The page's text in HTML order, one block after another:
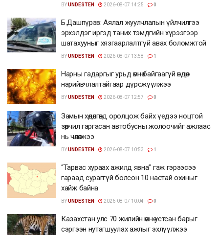
BYUNDESTEN 2026-08-07 14:25 0
Б.Дашпүрэв: Аялал жуулчлалын үйлчилгээ
эрхэлдэг иргэд таних тэмдгийн хүрээгээр
шатахууныг хязгаарлалтгүй авах боломжтой
BYUNDESTEN 2026-08-07 13:58 1
Нарны гадаргыг урьд өмнө байгаагүй өндөр
нарийвчлалтайгаар дүрсжүүлжээ
BYUNDESTEN 2026-08-07 12:57 0
Замын хөдөлгөөнд оролцож байх үедээ ноцтой
зөрчил гаргасан автобусны жолоочийг ажлаас
нь чөлөөлжээ
BYUNDESTEN 2026-08-07 10:53 1
“Тарвас хураах ажилд явна” гэж гэрээсээ
гараад сураггүй болсон 10 настай охиныг
хайж байна
BYUNDESTEN 2026-08-07 10:04 0
Казахстан улс 70 жилийн өмнө устсан барыг
сэргээн нутагшуулах ажлыг эхлүүлжээ